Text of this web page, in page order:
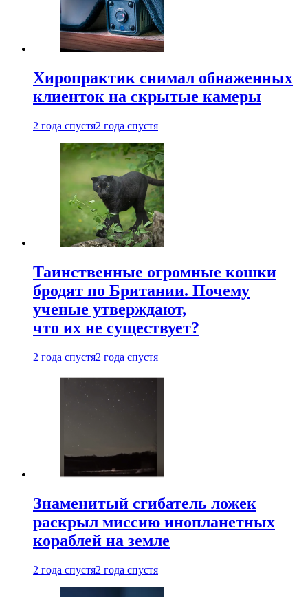
Хиропрактик снимал обнаженных
клиенток на скрытые камеры
2 года спустя2 года спустя
Таинственные огромные кошки
бродят по Британии. Почему
ученые утверждают,
что их не существует?
2 года спустя2 года спустя
Знаменитый сгибатель ложек
раскрыл миссию инопланетных
кораблей на земле
2 года спустя2 года спустя